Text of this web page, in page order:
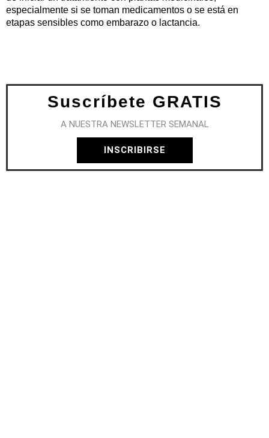
especialmente si se toman medicamentos o se está en
etapas sensibles como embarazo o lactancia.
Suscríbete GRATIS
A NUESTRA NEWSLETTER SEMANAL
INSCRIBIRSE